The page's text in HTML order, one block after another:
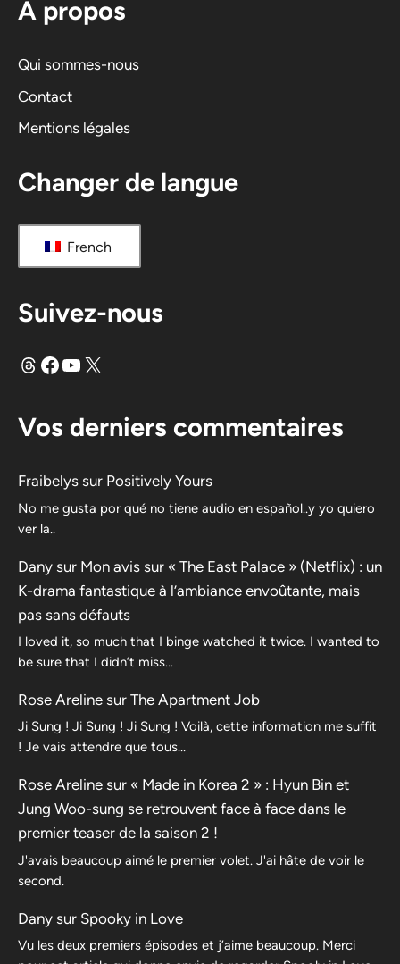
A propos
Qui sommes-nous
Contact
Mentions légales
Changer de langue
French
Suivez-nous
FilsFacebook
YouTube
X
Vos derniers commentaires
Fraibelys sur Positively Yours
No me gusta por qué no tiene audio en español..y yo quiero
ver la..
Dany sur Mon avis sur « The East Palace » (Netflix) : un
K-drama fantastique à l’ambiance envoûtante, mais
pas sans défauts
I loved it, so much that I binge watched it twice. I wanted to
be sure that I didn’t miss…
Rose Areline sur The Apartment Job
Ji Sung ! Ji Sung ! Ji Sung ! Voilà, cette information me suffit
! Je vais attendre que tous…
Rose Areline sur « Made in Korea 2 » : Hyun Bin et
Jung Woo-sung se retrouvent face à face dans le
premier teaser de la saison 2 !
J'avais beaucoup aimé le premier volet. J'ai hâte de voir le
second.
Dany sur Spooky in Love
Vu les deux premiers épisodes et j’aime beaucoup. Merci